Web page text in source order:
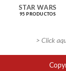
STAR WARS
95 PRODUCTOS
> Click